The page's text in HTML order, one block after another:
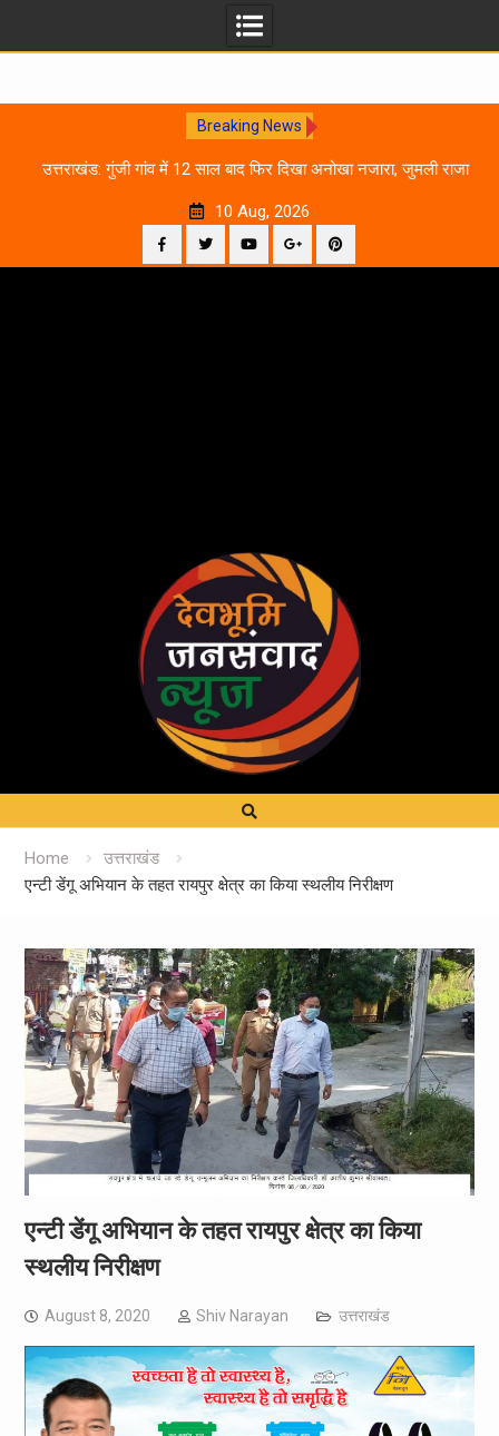
Breaking News
उत्तराखंड: गुंजी गांव में 12 साल बाद फिर दिखा अनोखा नजारा, जुमली राजा
10 Aug, 2026
Home
उत्तराखंड
एन्टी डेंगू अभियान के तहत रायपुर क्षेत्र का किया स्थलीय निरीक्षण
एन्टी डेंगू अभियान के तहत रायपुर क्षेत्र का किया
स्थलीय निरीक्षण
August 8, 2020 Shiv Narayan उत्तराखंड